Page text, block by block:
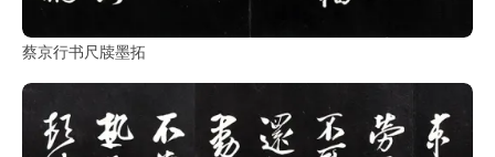
蔡京行书尺牍墨拓